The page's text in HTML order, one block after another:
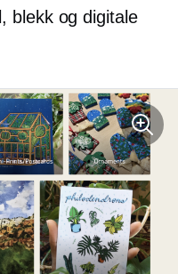
blekk og digitale